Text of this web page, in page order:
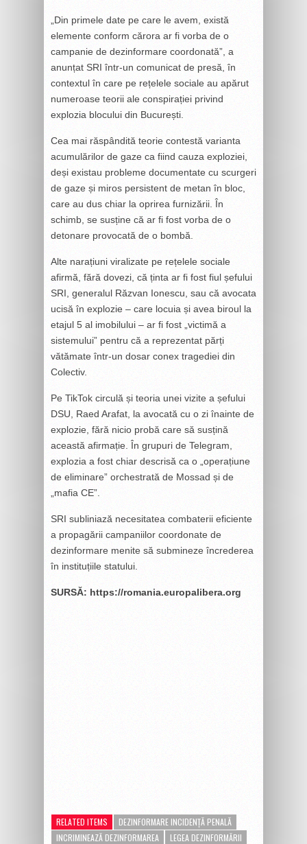
„Din primele date pe care le avem, există
elemente conform cărora ar fi vorba de o
campanie de dezinformare coordonată”, a
anunțat SRI într-un comunicat de presă, în
contextul în care pe rețelele sociale au apărut
numeroase teorii ale conspirației privind
explozia blocului din București.
Cea mai răspândită teorie contestă varianta
acumulărilor de gaze ca fiind cauza exploziei,
deși existau probleme documentate cu scurgeri
de gaze și miros persistent de metan în bloc,
care au dus chiar la oprirea furnizării. În
schimb, se susține că ar fi fost vorba de o
detonare provocată de o bombă.
Alte narațiuni viralizate pe rețelele sociale
afirmă, fără dovezi, că ținta ar fi fost fiul șefului
SRI, generalul Răzvan Ionescu, sau că avocata
ucisă în explozie – care locuia și avea biroul la
etajul 5 al imobilului – ar fi fost „victimă a
sistemului” pentru că a reprezentat părți
vătămate într-un dosar conex tragediei din
Colectiv.
Pe TikTok circulă și teoria unei vizite a șefului
DSU, Raed Arafat, la avocată cu o zi înainte de
explozie, fără nicio probă care să susțină
această afirmație. În grupuri de Telegram,
explozia a fost chiar descrisă ca o „operațiune
de eliminare” orchestrată de Mossad și de
„mafia CE”.
SRI subliniază necesitatea combaterii eficiente
a propagării campaniilor coordonate de
dezinformare menite să submineze încrederea
în instituțiile statului.
SURSĂ: https://romania.europalibera.org
RELATED ITEMS
DEZINFORMARE INCIDENȚĂ PENALĂ
INCRIMINEAZĂ DEZINFORMAREA
LEGEA DEZINFORMĂRII